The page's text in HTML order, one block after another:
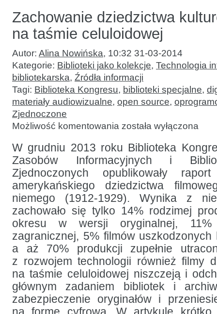
Zachowanie dziedzictwa
na taśmie celuloidowej
Autor: Alina Nowińska, 10:32 31-03-2014
Kategorie: Biblioteki jako kolekcje, Technologia
bibliotekarska, Źródła informacji
Tagi: Biblioteka Kongresu, biblioteki specjalne,
materiały audiowizualne, open source,
Zjednoczone
Możliwość komentowania Zachowanie
dziedzictwa
na taśmie
celuloidowej
została wyłączona
W grudniu 2013 roku Biblioteka
Zasobów Informacyjnych i
Zjednoczonych opublikowały
amerykańskiego dziedzictwa
niemego (1912-1929). Wynika z
zachowało się tylko 14% rodzimej
okresu w wersji oryginalnej,
zagranicznej, 5% filmów uszkodzonych
a aż 70% produkcji zupełnie
z rozwojem technologii również filmy
na taśmie celuloidowej niszczeją i
głównym zadaniem bibliotek i
zabezpieczenie oryginałów i